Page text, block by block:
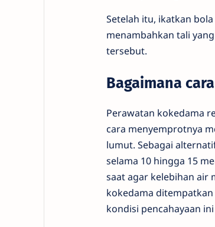
Setelah itu, ikatkan
menambahkan tali
tersebut.
Bagaimana
Perawatan kokedama
cara menyemprotnya
lumut. Sebagai
selama 10 hingga 15
saat agar kelebihan air
kokedama
kondisi pencahayaan